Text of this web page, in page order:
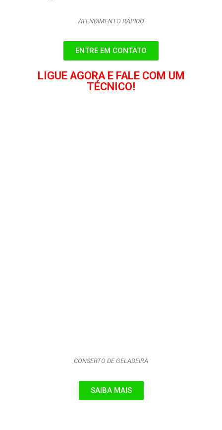
ATENDIMENTO RÁPIDO
ENTRE EM CONTATO
LIGUE AGORA E FALE COM UM
TÉCNICO!
CONSERTO DE GELADEIRA
SAIBA MAIS